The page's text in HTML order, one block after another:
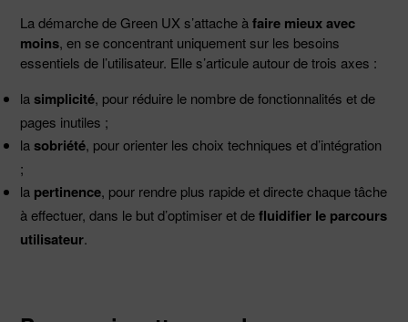
La démarche de Green UX s’attache àfaire mieux avec
moins, en se concentrant uniquement sur les besoins
essentiels de l’utilisateur. Elle s’articule autour de trois axes :
la simplicité, pour réduire le nombre de fonctionnalités et de
pages inutiles ;
la sobriété, pour orienter les choix techniques et d’intégration
;
la pertinence, pour rendre plus rapide et directe chaque tâche
à effectuer, dans le but d’optimiser et defluidifier le parcours
utilisateur.